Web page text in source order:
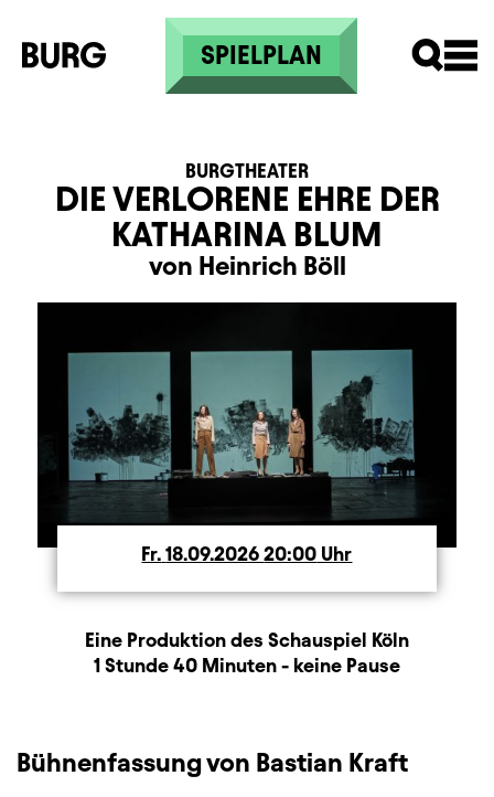
Direkt zum Inhalt
SPIELPLAN
DIE VERLORENE EHRE DER
KATHARINA BLUM
BURGTHEATER
von Heinrich Böll
Fr. Freitag
18.09.202620:00 Uhr
BeschreibungInformation
Produktionspartner
Eine Produktion des Schauspiel Köln
Dauer und Pausen
1 Stunde 40 Minuten - keine Pause
Bühnenfassung von Bastian Kraft